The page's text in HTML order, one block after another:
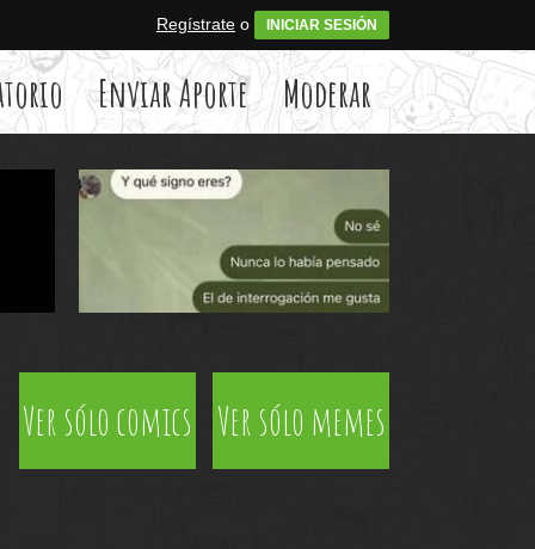
Regístrate o INICIAR SESIÓN
Enviar Aporte Moderar
Ver sólo comics Ver sólo memes